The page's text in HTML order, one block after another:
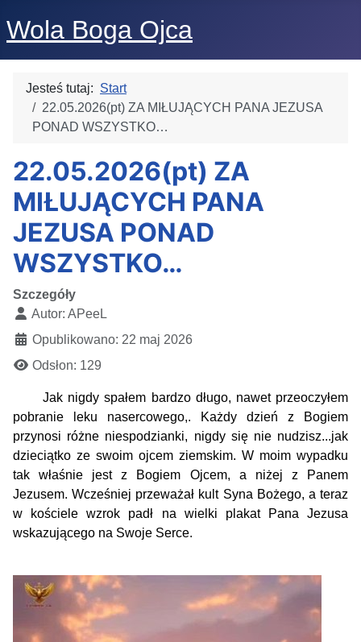
Wola Boga Ojca
Jesteś tutaj: Start
22.05.2026(pt) ZA MIŁUJĄCYCH PANA JEZUSA
PONAD WSZYSTKO…
22.05.2026(pt) ZA
MIŁUJĄCYCH PANA
JEZUSA PONAD
WSZYSTKO…
Szczegóły
Autor: APeeL
Opublikowano: 22 maj 2026
Odsłon: 129
Jak nigdy spałem bardzo długo, nawet przeoczyłem
pobranie leku nasercowego,.
Każdy dzień z Bogiem
przynosi różne niespodzianki, nigdy się nie nudzisz...jak
dzieciątko ze swoim ojcem ziemskim. W moim wypadku
tak właśnie jest z Bogiem Ojcem, a niżej z Panem
Jezusem. Wcześniej przeważał kult Syna Bożego, a teraz
w kościele wzrok padł na wielki plakat Pana Jezusa
wskazującego na Swoje Serce.